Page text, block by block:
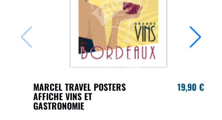
MARCEL TRAVEL POSTERS
AFFICHE VINS ET
GASTRONOMIE
19,90 €